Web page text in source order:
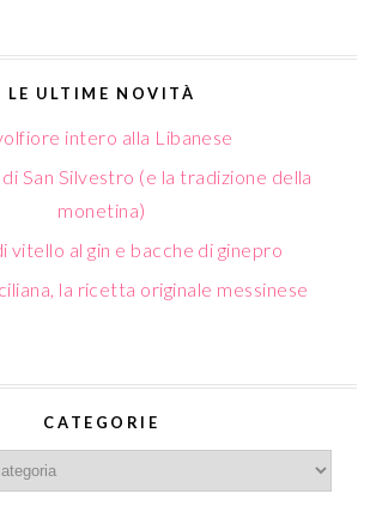
LE ULTIME NOVITÀ
intero alla Libanese
San Silvestro (e la tradizione della
monetina)
vitello al gin e bacche di ginepro
la ricetta originale messinese
CATEGORIE